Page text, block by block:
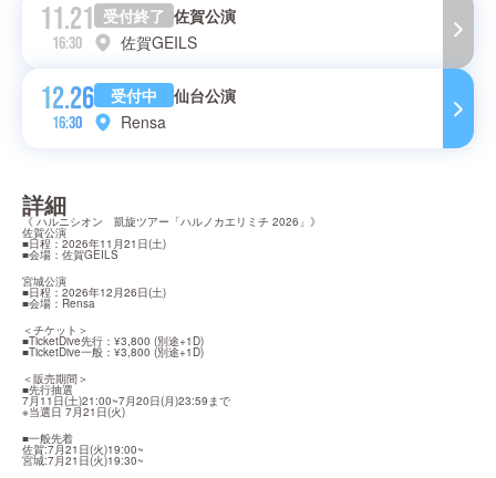
11.21
16:30
受付終了 佐賀公演
佐賀GEILS
12.26
16:30
受付中
仙台公演
Rensa
詳細
《 ハルニシオン　凱旋ツアー「ハルノカエリミチ 2026」》
佐賀公演
■日程：2026年11月21日(土)
■会場：佐賀GEILS
宮城公演
■日程：2026年12月26日(土)
■会場：Rensa
＜チケット＞
■TicketDive先行：¥3,800 (別途+1D)
■TicketDive一般：¥3,800 (別途+1D)
＜販売期間＞
■先行抽選
7月11日(土)21:00~7月20日(月)23:59まで
※当選日 7月21日(火)
■一般先着
佐賀:7月21日(火)19:00~
宮城:7月21日(火)19:30~